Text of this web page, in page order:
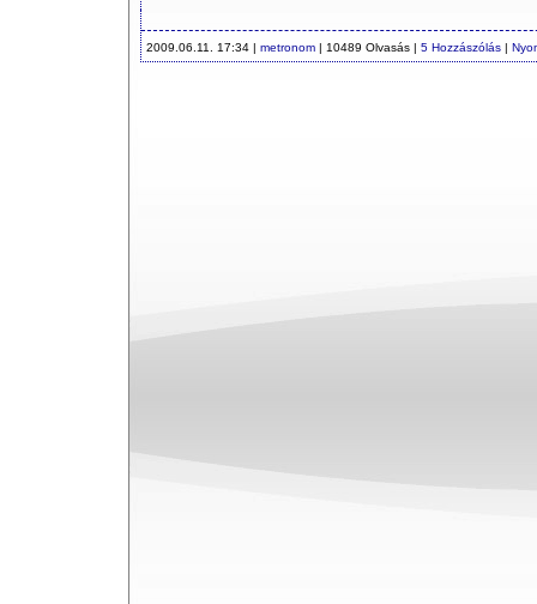
2009.06.11. 17:34 | metronom | 10489 Olvasás | 5 Hozzászólás |